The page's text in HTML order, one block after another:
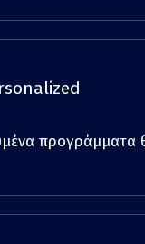
προγράμματα